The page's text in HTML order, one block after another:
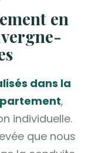
en
dans la
,
individuelle.
que nous